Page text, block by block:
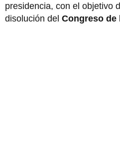
presidencia, con el objetivo
disolución del Congreso de